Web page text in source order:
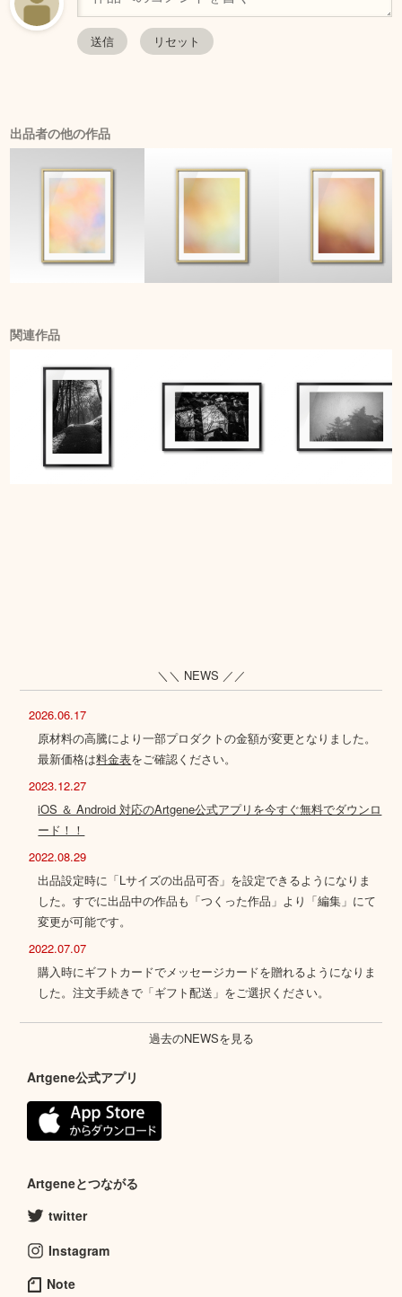
出品者の他の作品
関連作品
＼＼ NEWS ／／
2026.06.17
原材料の高騰により一部プロダクトの金額が変更となりました。
最新価格は料金表をご確認ください。
2023.12.27
iOS ＆ Android 対応のArtgene公式アプリを今すぐ無料でダウンロ
ード！！
2022.08.29
出品設定時に「Lサイズの出品可否」を設定できるようになりま
した。すでに出品中の作品も「つくった作品」より「編集」にて
変更が可能です。
2022.07.07
購入時にギフトカードでメッセージカードを贈れるようになりま
した。注文手続きで「ギフト配送」をご選択ください。
過去のNEWSを見る
Artgene公式アプリ
Artgeneとつながる
twitter
Instagram
Note